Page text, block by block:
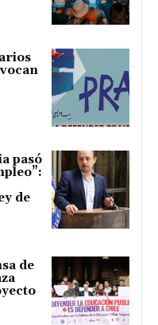
pasó
de
de